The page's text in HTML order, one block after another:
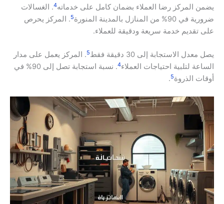
يضمن المركز رضا العملاء بضمان كامل على خدماته4. الغسالات
ضرورية في 90% من المنازل بالمدينة المنورة
5. المركز يحرص
على تقديم خدمة سريعة ودقيقة للعملاء.
يصل معدل الاستجابة إلى 30 دقيقة فقط 5. المركز يعمل على مدار
الساعة لتلبية احتياجات العملاء4
. نسبة استجابة تصل إلى 90% في
أوقات الذروة5
.